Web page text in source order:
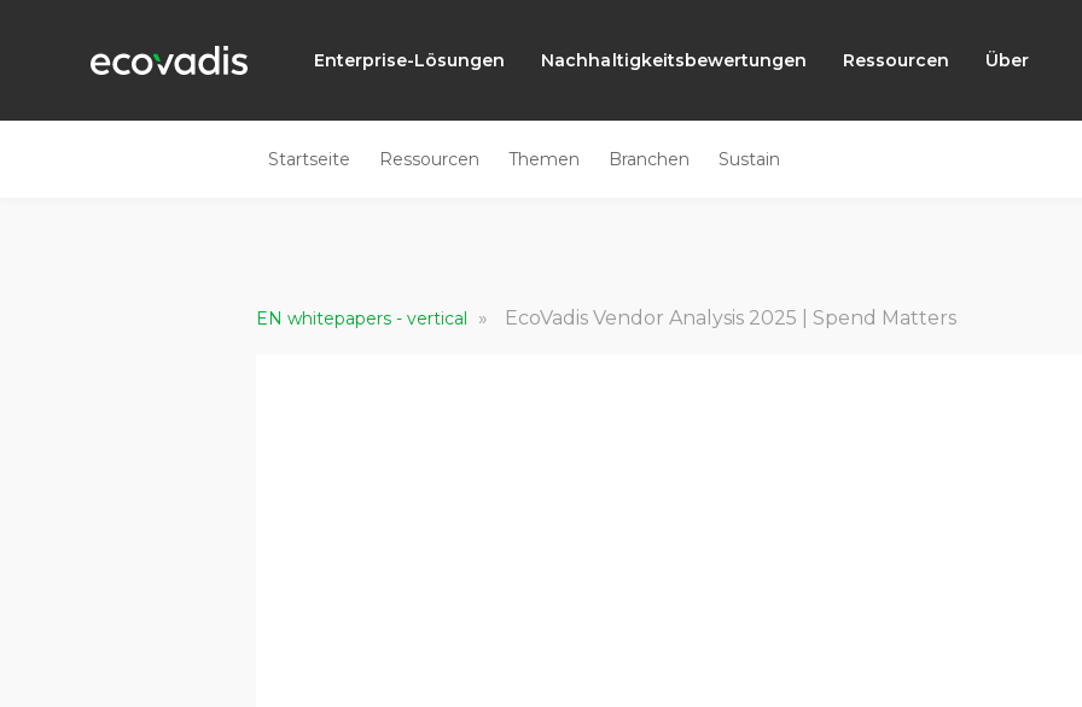
Enterprise-Lösungen Nachhaltigkeitsbewertungen Ressourcen Über
Startseite Ressourcen Themen Branchen Sustain
EN whitepapers - vertical » EcoVadis Vendor Analysis 2025 | Spend Matters